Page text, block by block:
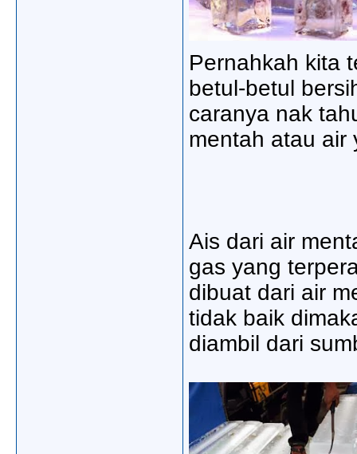
Pernahkah kita
betul-betul
caranya nak
mentah atau air
Ais dari air
gas yang
dibuat dari air
tidak baik
diambil dari